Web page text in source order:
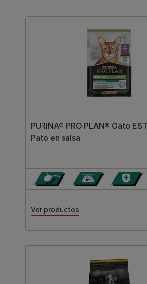
PURINA® PRO PLAN® Gato
Pato en salsa
Ver productos